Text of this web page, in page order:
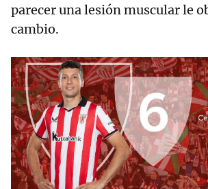
parecer una lesión muscular le
cambio.